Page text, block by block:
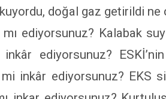
doğal gaz getirildi ne
mı ediyorsunuz? Kalabak
ediyorsunuz?
inkâr ediyorsunuz? EKS